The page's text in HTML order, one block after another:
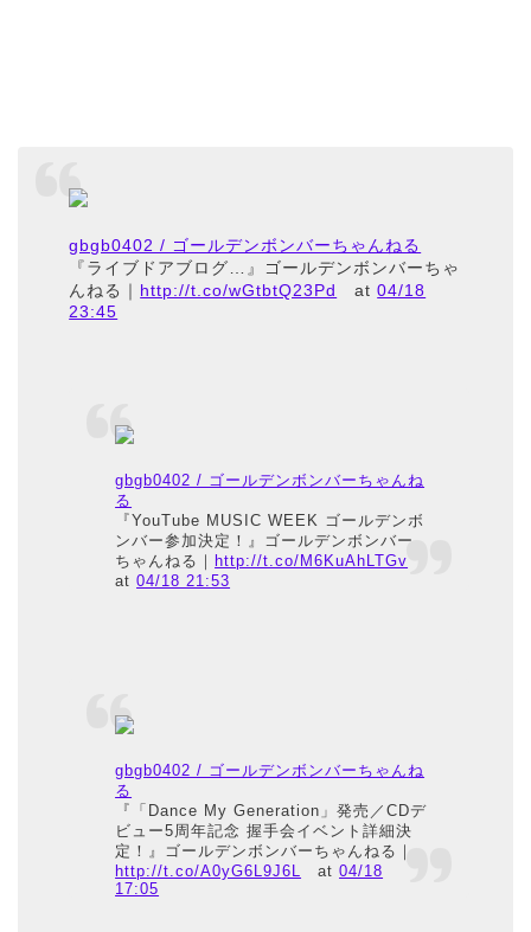
gbgb0402 / ゴールデンボンバーちゃんねる
『ライブドアブログ…』ゴールデンボンバーちゃ
んねる｜ http://t.co/wGtbtQ23Pd at04/18
23:45
gbgb0402 / ゴールデンボンバーちゃんね
る
『YouTube MUSIC WEEK ゴールデンボ
ンバー参加決定！』ゴールデンボンバー
ちゃんねる｜ http://t.co/M6KuAhLTGv
at04/18 21:53
gbgb0402 / ゴールデンボンバーちゃんね
る
『「Dance My Generation」発売／CDデ
ビュー5周年記念 握手会イベント詳細決
定！』ゴールデンボンバーちゃんねる｜
http://t.co/A0yG6L9J6L
at04/18
17:05